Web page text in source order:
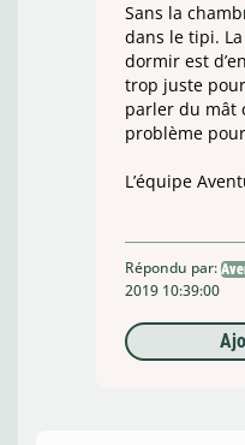
Sans la
dans le tipi.
dormir est
trop juste
parler du mât
problème
L’équipe
Répondu par:
2019 10:39:00